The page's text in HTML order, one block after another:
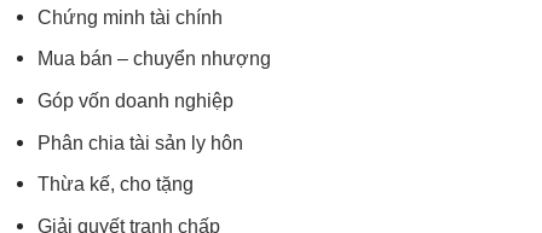
Chứng minh tài chính
Mua bán – chuyển nhượng
Góp vốn doanh nghiệp
Phân chia tài sản ly hôn
Thừa kế, cho tặng
Giải quyết tranh chấp